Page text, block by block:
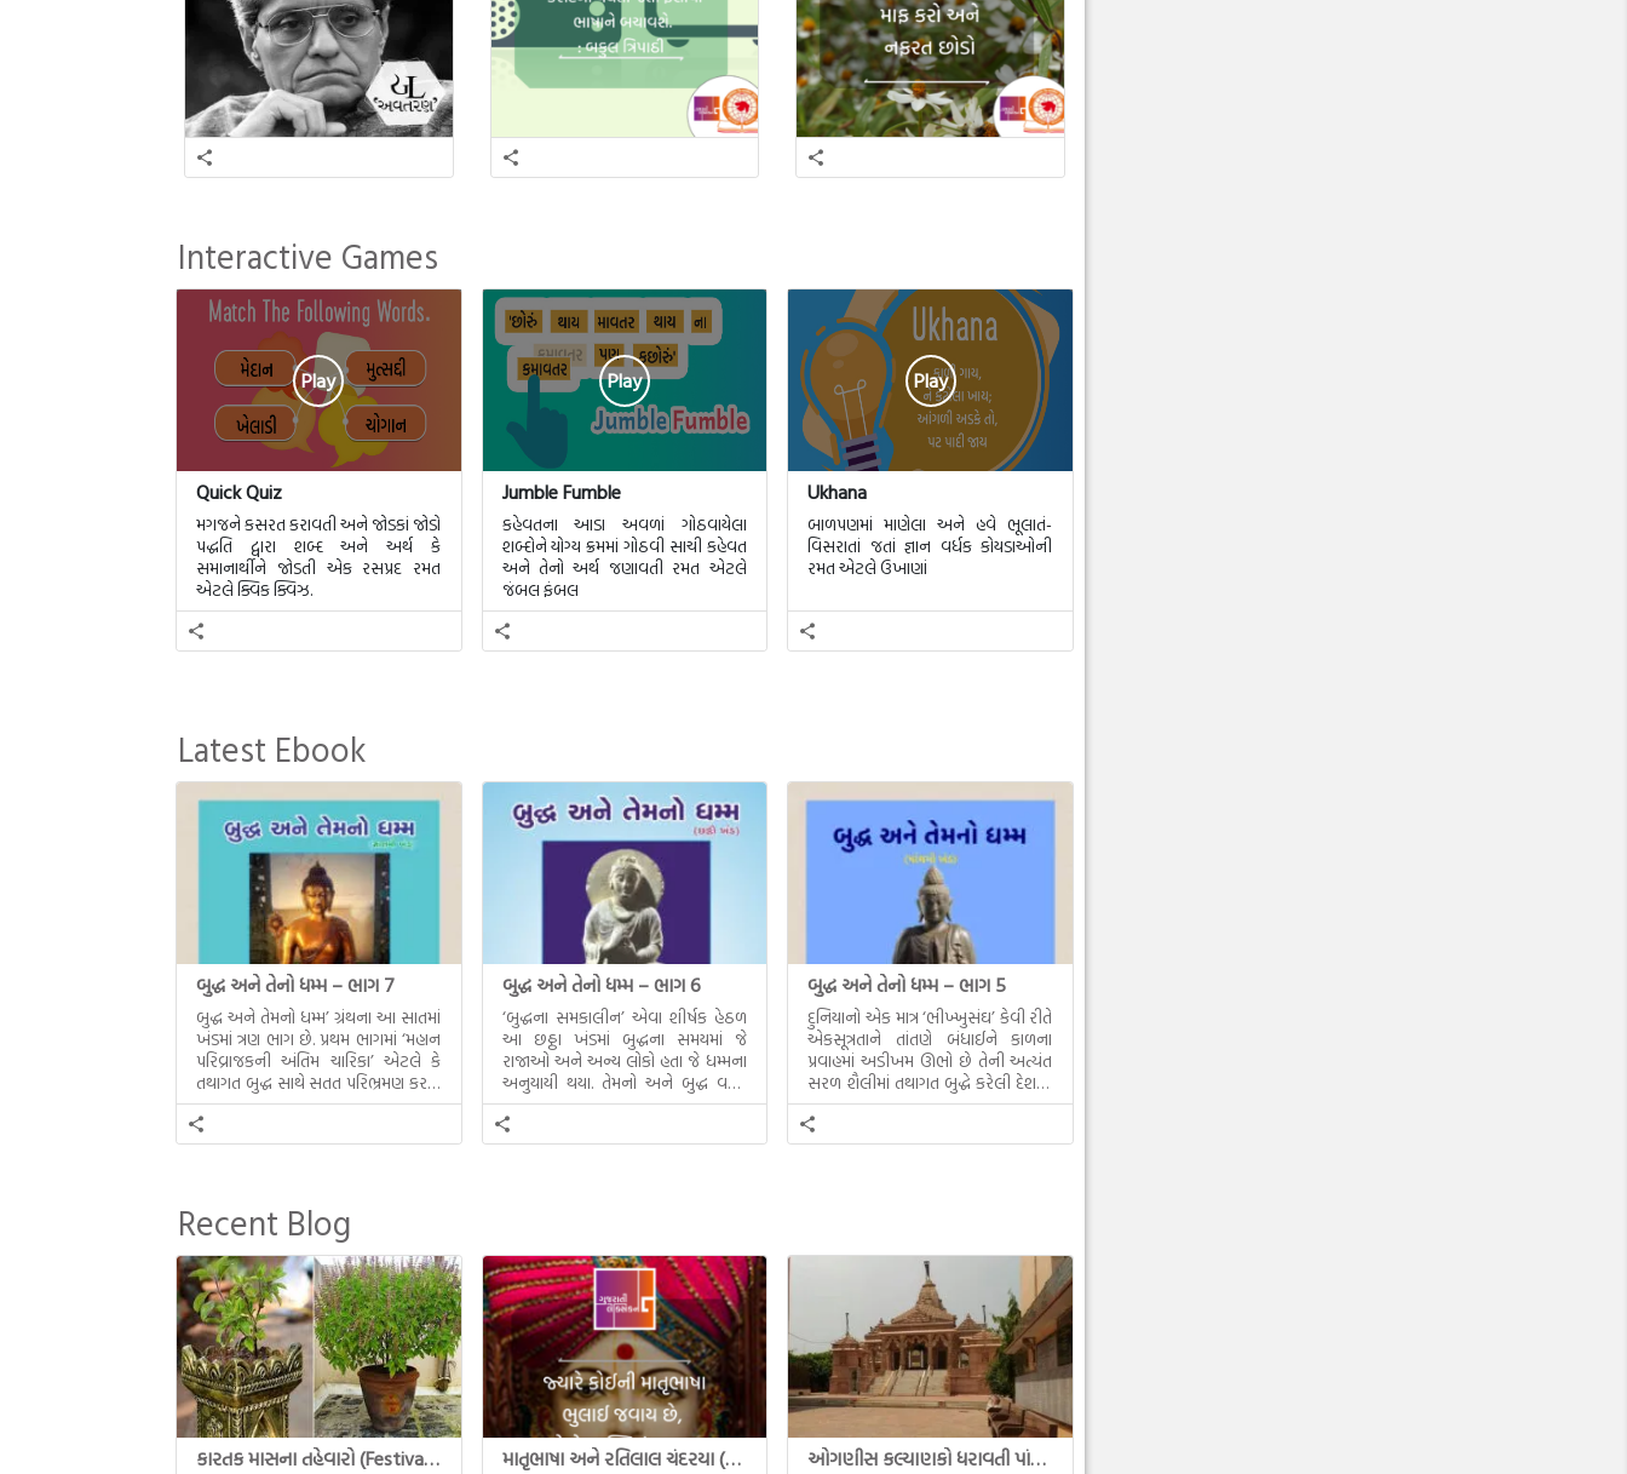
Interactive Games
Play
Quick Quiz
મગજને કસરત કરાવતી અને જોડકાં જોડો
પદ્ધતિ દ્વારા શબ્દ અને અર્થ કે
સમાનાર્થીને જોડતી એક રસપ્રદ રમત
એટલે ક્વિક ક્વિઝ.
Play
Jumble Fumble
કહેવતના આડા અવળાં ગોઠવાયેલા
શબ્દોને યોગ્ય ક્રમમાં ગોઠવી સાચી કહેવત
અને તેનો અર્થ જણાવતી રમત એટલે
જંબલ ફંબલ
Play
Ukhana
બાળપણમાં માણેલા અને હવે ભૂલાતં-
વિસરાતાં જતાં જ્ઞાન વર્ધક કોયડાઓની
રમત એટલે ઉખાણાં
Latest Ebook
બુદ્ધ અને તેનો ધમ્મ – ભાગ 7
બુદ્ધ અને તેમનો ધમ્મ’ ગ્રંથના આ સાતમાં
ખંડમાં ત્રણ ભાગ છે. પ્રથમ ભાગમાં ‘મહાન
પરિવ્રાજકની અંતિમ ચારિકા’ એટલે કે
તથાગત બુદ્ધ સાથે સતત પરિભ્રમણ કરતા
સહચારીઓ સાથે ફરી એકવારની
મુલાકાત, બીજા ભાગમાં તથાગતે
વૈશાલીથી વિદાય લીધી તે અને ત્રીજા
દૃશ્યો અંકિત થયાં છે. ટૂંકમાં બુદ્ધનાં
જીવનના અંતિમ દિવસોની યાત્રાનો
પરિપાક જોવા મળે […]
બુદ્ધ અને તેનો ધમ્મ – ભાગ 6
‘બુદ્ધના સમકાલીન’ એવા શીર્ષક હેઠળ
આ છઠ્ઠા ખંડમાં બુદ્ધના સમયમાં જે
રાજાઓ અને અન્ય લોકો હતા જે ધમ્મના
અનુયાયી થયા. તેમનો અને બુદ્ધ વચ્ચે
થયેલો સત્સંગ વીશે જાણકારી મળે છે.
બુદ્ધ અને તેનો ધમ્મ – ભાગ 5
દુનિયાનો એક માત્ર ‘ભીખ્ખુસંઘ’ કેવી રીતે
એકસૂત્રતાને તાંતણે બંધાઈને કાળના
પ્રવાહમાં અડીખમ ઊભો છે તેની અત્યંત
સરળ શૈલીમાં તથાગત બુદ્ધે કરેલી દેશના
સમાવતો મૂલ્યવાન ગ્રંથ એટલે બુદ્ધ અને
તેનો ધમ્મ.
Recent Blog
કારતક માસના તહેવારો (Festival of Kartik) માતૃભાષા અને રતિલાલ ચંદરયા (Ratilal Chandaria) ઓગણીસ કલ્યાણકો ધરાવતી પાંચ તીર્થંકરોની પરમ પાવન જન્મભૂમિ – અયોધ્યા (Ayodhya)